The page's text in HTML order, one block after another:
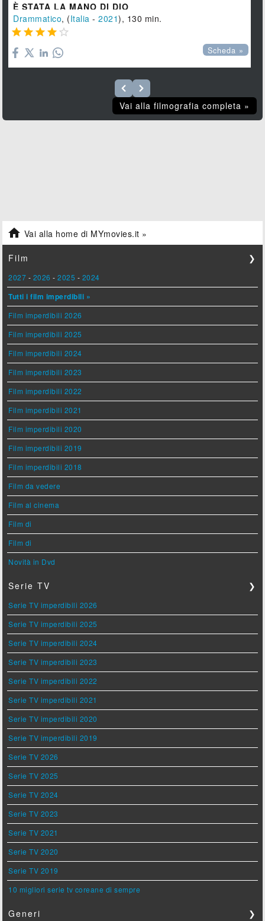
È STATA LA MANO DI DIO
Drammatico, (Italia -2021), 130 min.
    
Scheda »
Vai alla filmografia completa »
 Vai alla home di MYmovies.it »
Film ❯
2027 - 2026 -2025 - 2024
Tutti i film imperdibili »
Film imperdibili 2026
Film imperdibili 2025
Film imperdibili 2024
Film imperdibili 2023
Film imperdibili 2022
Film imperdibili 2021
Film imperdibili 2020
Film imperdibili 2019
Film imperdibili 2018
Film da vedere
Film al cinema
Film di
Film di
Novità in Dvd
Serie TV ❯
Serie TV imperdibili 2026
Serie TV imperdibili 2025
Serie TV imperdibili 2024
Serie TV imperdibili 2023
Serie TV imperdibili 2022
Serie TV imperdibili 2021
Serie TV imperdibili 2020
Serie TV imperdibili 2019
Serie TV 2026
Serie TV 2025
Serie TV 2024
Serie TV 2023
Serie TV 2021
Serie TV 2020
Serie TV 2019
10 migliori serie tv coreane di sempre
Generi ❯